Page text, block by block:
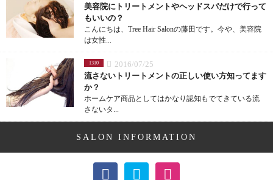
美容院にトリートメントやヘッドスパだけで行って
もいいの？
こんにちは、Tree Hair Salonの藤田です。今や、美容院
は女性...
1310
2016/07/25
流さないトリートメントの正しい使い方知ってます
か？
ホームケア商品としてはかなり認知もでてきている流
さないタ...
SALON INFORMATION